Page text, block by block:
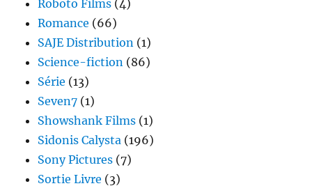
Roboto Films (4)
Romance (66)
SAJE Distribution (1)
Science-fiction (86)
Série (13)
Seven7 (1)
Showshank Films (1)
Sidonis Calysta (196)
Sony Pictures (7)
Sortie Livre (3)